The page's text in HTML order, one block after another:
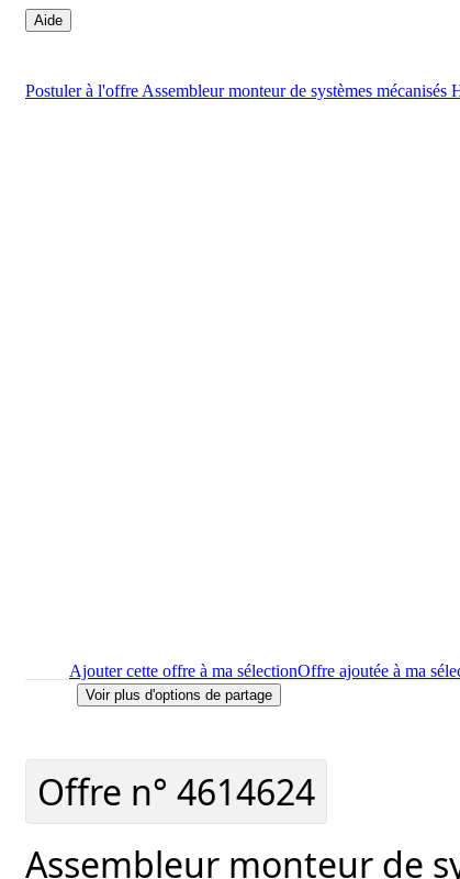
Aide
Postulerà l'offre Assembleur monteur de systèmes mécanisés
Ajouter cette offre à ma sélectionOffre ajoutée à ma
Voir plus d'options de partage
Offre n° 4614624
Assembleur monteur de